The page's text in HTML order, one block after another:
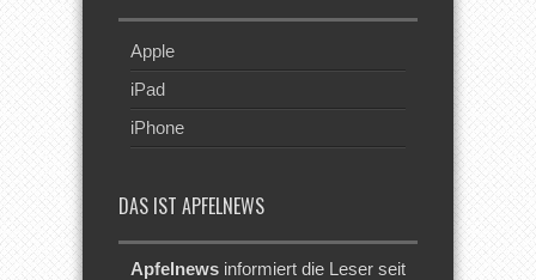
Apple
iPad
iPhone
DAS IST APFELNEWS
Apfelnews informiert die Leser seit